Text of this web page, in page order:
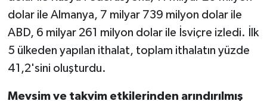
dolar ile Almanya, 7 milyar 739 milyon dolar ile
ABD, 6 milyar 261 milyon dolar ile İsviçre izledi. İlk
5 ülkeden yapılan ithalat, toplam ithalatın yüzde
41,2'sini oluşturdu.
Mevsim ve takvim etkilerinden arındırılmış